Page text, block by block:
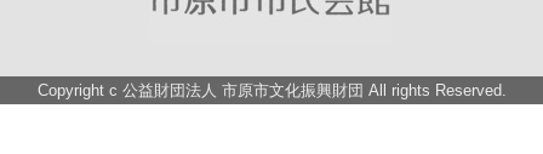
Copyright c 公益財団法人 市原市文化振興財団 All rights Reserved.